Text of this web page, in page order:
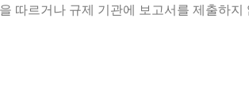
따르거나 규제 기관에 보고서를 제출하지